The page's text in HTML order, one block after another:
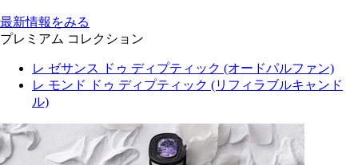
最新情報をみる
プレミアム コレクション
レ ゼサンス ドゥ ディプティック (オードパルファン)
レ モンド ドゥ ディプティック (リフィラブルキャンド
ル)